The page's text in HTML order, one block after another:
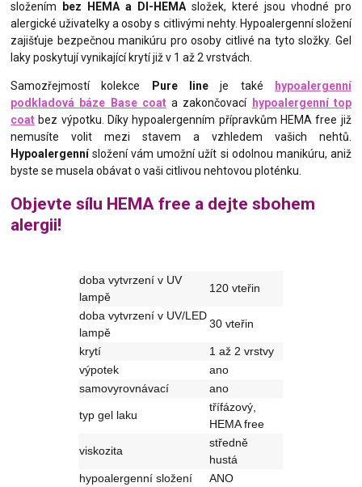
složením
bez HEMA a DI-HEMA složek, které jsou vhodné pro
alergické uživatelky a osoby s citlivými nehty. Hypoalergenní složení
zajišťuje bezpečnou manikúru pro osoby citlivé na tyto složky. Gel
laky poskytují vynikající krytí již v 1 až 2 vrstvách.
Samozřejmostí kolekce Pure lineje také
hypoalergenní
podkladová báze Base coata zakončovací hypoalergenní top
coat bez výpotku. Díky hypoalergenním přípravkům HEMA free již
nemusíte volit mezi stavem a vzhledem vašich nehtů.
Hypoalergennísložení vám umožní užít si odolnou manikúru, aniž
byste se musela obávat o vaši citlivou nehtovou ploténku.
Objevte sílu HEMA free a dejte sbohem
alergii!
doba vytvrzení v UV
lampě
120 vteřin
doba vytvrzení v UV/LED
lampě
30 vteřin
krytí
1 až 2 vrstvy
výpotek
ano
samovyrovnávací
ano
typ gel laku
třífázový,
HEMA free
viskozita
středně
hustá
hypoalergenní složení
ANO